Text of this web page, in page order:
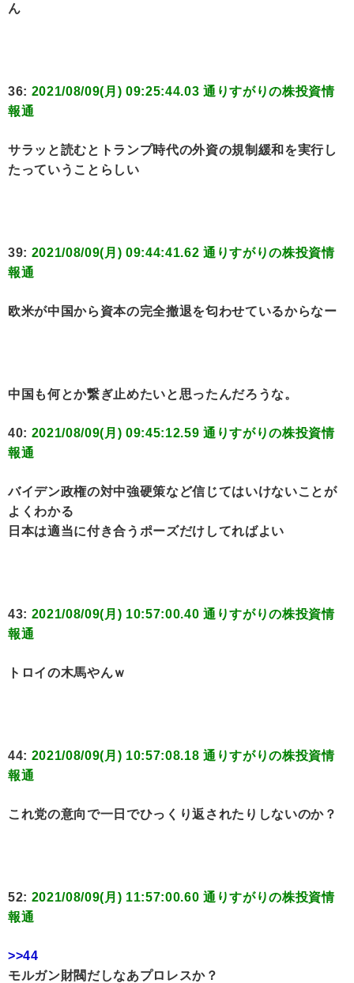
ん
36: 2021/08/09(月) 09:25:44.03 通りすがりの株投資情
報通
サラッと読むとトランプ時代の外資の規制緩和を実行し
たっていうことらしい
39: 2021/08/09(月) 09:44:41.62 通りすがりの株投資情
報通
欧米が中国から資本の完全撤退を匂わせているからなー
中国も何とか繋ぎ止めたいと思ったんだろうな。
40: 2021/08/09(月) 09:45:12.59 通りすがりの株投資情
報通
バイデン政権の対中強硬策など信じてはいけないことが
よくわかる
日本は適当に付き合うポーズだけしてればよい
43: 2021/08/09(月) 10:57:00.40 通りすがりの株投資情
報通
トロイの木馬やんｗ
44: 2021/08/09(月) 10:57:08.18 通りすがりの株投資情
報通
これ党の意向で一日でひっくり返されたりしないのか？
52: 2021/08/09(月) 11:57:00.60 通りすがりの株投資情
報通
>>44
モルガン財閥だしなあプロレスか？